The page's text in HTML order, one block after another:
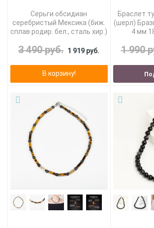
Серьги обсидиан
серебристый Мексика (биж.
сплав родир. бел., сталь хир.)
3 490 руб. 1 919 руб.
В корзину!
Браслет
(шерл)
4 мм
1 990